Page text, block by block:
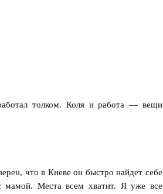
толком. Коля и работа — вещи
что в Киеве он быстро найдет себе
Места всем хватит. Я уже все